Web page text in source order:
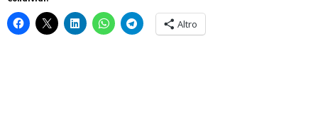
Altro